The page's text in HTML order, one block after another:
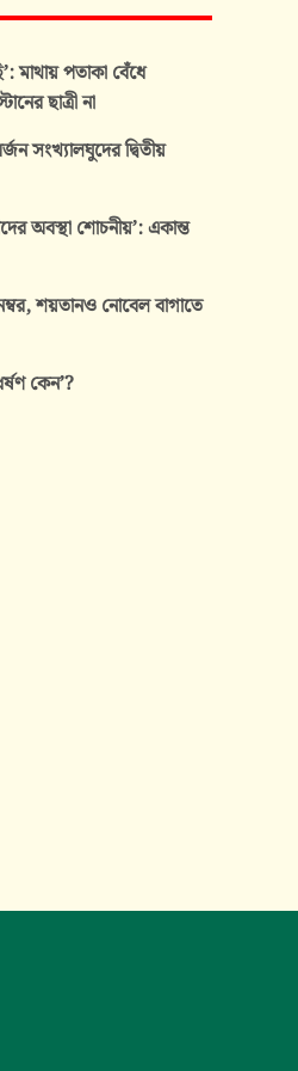
মাথায় পতাকা বেঁধে
ছাত্রী না
সংখ্যালঘুদের দ্বিতীয়
অবস্থা শোচনীয়’: একান্ত
শয়তানও নোবেল বাগাতে
কেন’?